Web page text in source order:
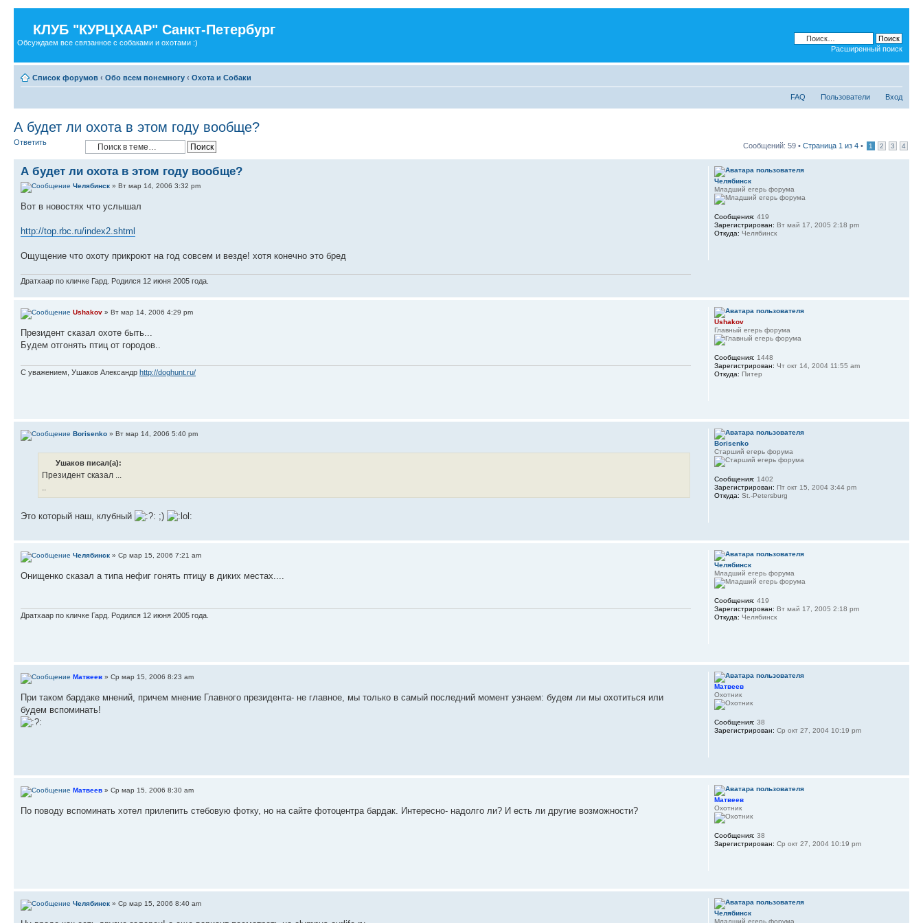
КЛУБ "КУРЦХААР" Санкт-Петербург
Обсуждаем все связанное с собаками и охотами :)
Расширенный поиск
Список форумов ‹ Обо всем понемногу ‹ Охота и Собаки
FAQ Пользователи Вход
А будет ли охота в этом году вообще?
Ответить Сообщений: 59 • Страница 1 из 4 • 1 2 3 4
А будет ли охота в этом году вообще?
Челябинск » Вт мар 14, 2006 3:32 pm
Вот в новостях что услышал
http://top.rbc.ru/index2.shtml
Ощущение что охоту прикроют на год совсем и везде! хотя конечно это бред
Дратхаар по кличке Гард. Родился 12 июня 2005 года.
Челябинск
Младший егерь форума
Сообщения: 419
Зарегистрирован: Вт май 17, 2005 2:18 pm
Откуда: Челябинск
Ushakov » Вт мар 14, 2006 4:29 pm
Президент сказал охоте быть...
Будем отгонять птиц от городов..
С уважением, Ушаков Александр http://doghunt.ru/
Ushakov
Главный егерь форума
Сообщения: 1448
Зарегистрирован: Чт окт 14, 2004 11:55 am
Откуда: Питер
Borisenko » Вт мар 14, 2006 5:40 pm
Ушаков писал(а):
Президент сказал ...
..
Это который наш, клубный ;)
Borisenko
Старший егерь форума
Сообщения: 1402
Зарегистрирован: Пт окт 15, 2004 3:44 pm
Откуда: St.-Petersburg
Челябинск » Ср мар 15, 2006 7:21 am
Онищенко сказал а типа нефиг гонять птицу в диких местах....
Дратхаар по кличке Гард. Родился 12 июня 2005 года.
Челябинск
Младший егерь форума
Сообщения: 419
Зарегистрирован: Вт май 17, 2005 2:18 pm
Откуда: Челябинск
Матвеев » Ср мар 15, 2006 8:23 am
При таком бардаке мнений, причем мнение Главного президента- не главное, мы только в самый последний момент узнаем: будем ли мы охотиться или
будем вспоминать!
Матвеев
Охотник
Сообщения: 38
Зарегистрирован: Ср окт 27, 2004 10:19 pm
Матвеев » Ср мар 15, 2006 8:30 am
По поводу вспоминать хотел прилепить стебовую фотку, но на сайте фотоцентра бардак. Интересно- надолго ли? И есть ли другие возможности?
Матвеев
Охотник
Сообщения: 38
Зарегистрирован: Ср окт 27, 2004 10:19 pm
Челябинск » Ср мар 15, 2006 8:40 am
Челябинск
Младший егерь форума